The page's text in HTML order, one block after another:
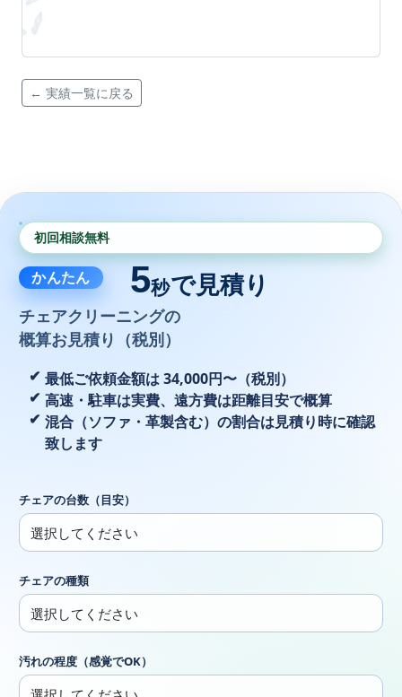
← 実績一覧に戻る
初回相談無料
かんたん 5秒で見積り
チェアクリーニングの
概算お見積り（税別）
最低ご依頼金額は 34,000円〜（税別）
高速・駐車は実費、遠方費は距離目安で概算
混合（ソファ・革製含む）の割合は見積り時に確認
致します
チェアの台数（目安）
チェアの種類
汚れの程度（感覚でOK）